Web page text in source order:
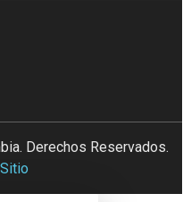
Derechos Reservados.